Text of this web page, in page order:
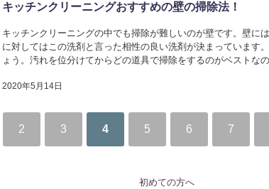
キッチンクリーニングおすすめの壁の掃除法！
2020年5月14日
キッチンクリーニングの中でも掃除が難しいのが壁です。壁に
に対してはこの洗剤と言った相性の良い洗剤が決まっています
ょう。汚れを位分けてからどの道具で掃除をするのがベストな
2 3 4 5 6 7
初めての方へ